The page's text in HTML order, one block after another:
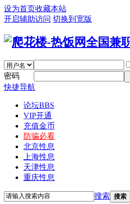
设为首页收藏本站
开启辅助访问 切换到宽版
密码
快捷导航
论坛BBS
VIP开通
充值金币
防骗必看
北京性息
上海性息
天津性息
重庆性息
搜索 搜索